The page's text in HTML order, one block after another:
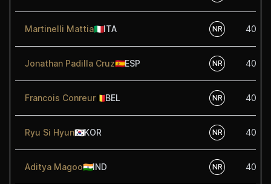
Martinelli Mattia🇮🇹ITA NR 40.50
Jonathan Padilla Cruz🇪🇸ESP NR 40.50
Francois Conreur 🇧🇪BEL NR 40.00
Ryu Si Hyun🇰🇷KOR NR 40.00
Aditya Magoo🇮🇳IND NR 40.00